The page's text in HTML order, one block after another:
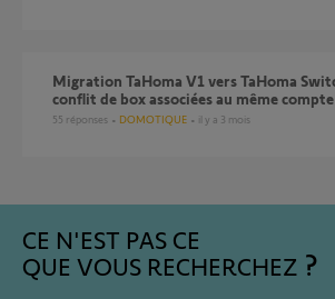
Migration TaHoma V1 vers TaHoma Switch impossible —
conflit de box associées au même compte
55 réponses DOMOTIQUE il y a 3 mois
CE N'EST PAS CE
QUE VOUS RECHERCHEZ